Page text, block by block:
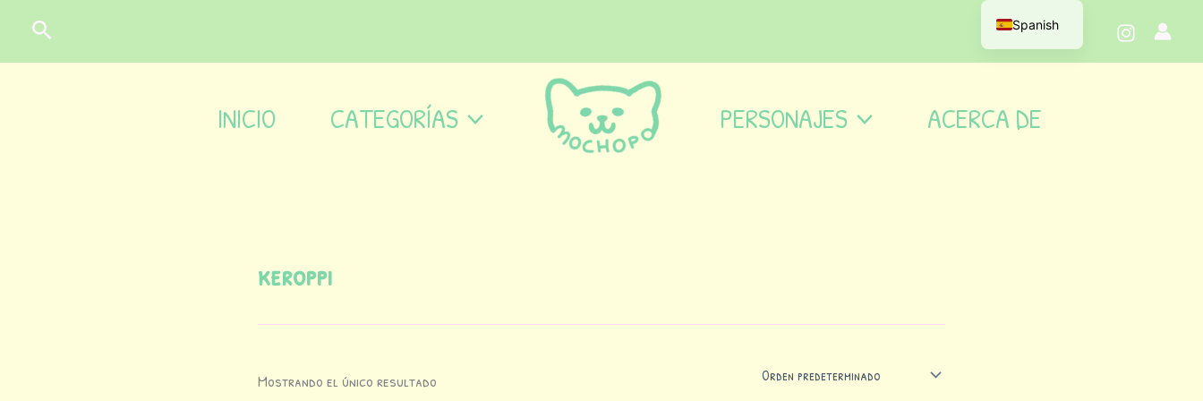
contenido
Buscar
INICIO CATEGORÍAS PERSONAJES ACERCA DE
keroppi
Mostrando el único resultado
Spanish